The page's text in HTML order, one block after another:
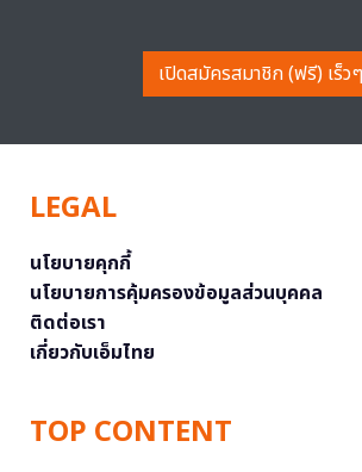
เปิดสมัครสมาชิก (ฟรี) เร็ว
LEGAL
นโยบายคุกกี้
นโยบายการคุ้มครองข้อมูลส่วนบุคคล
ติดต่อเรา
เกี่ยวกับเอ็มไทย
TOP CONTENT